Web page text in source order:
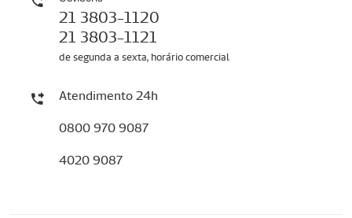
21 3803-1120
21 3803-1121
de segunda a sexta, horário comercial
Atendimento 24h
0800 970 9087
4020 9087